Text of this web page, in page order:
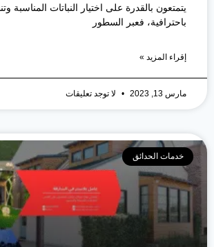
يتمتعون بالقدرة على اختيار النباتات المناسبة
باحترافية، فعبر السطور
إقراء المزيد »
مارس 13, 2023 لا توجد تعليقات
خدمات الحدائق